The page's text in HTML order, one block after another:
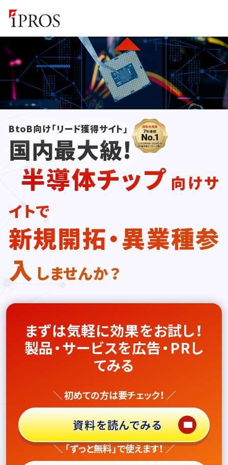
BtoB向け「リード獲得サイト」
国内最大級!
半導体チップ 向けサ
イトで
新規開拓・異業種参
入 しませんか？
まずは気軽に効果をお試し！
製品・サービスを広告・PRし
てみる
＼ 初めての方は要チェック！ ／
資料を読んでみる
＼ 「ずっと無料」で使えます！ ／